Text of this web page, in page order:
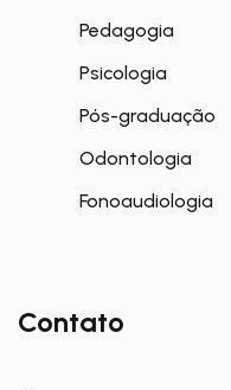
Pedagogia
Psicologia
Pós-graduação
Odontologia
Fonoaudiologia
Contato